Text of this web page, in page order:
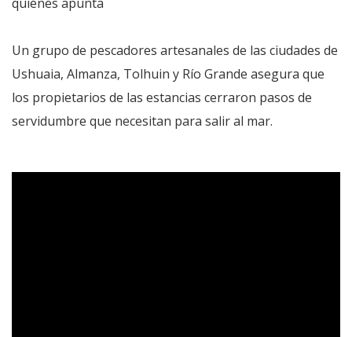
Un grupo de pescadores artesanales de las ciudades de
Ushuaia, Almanza, Tolhuin y Río Grande asegura que
los propietarios de las estancias cerraron pasos de
servidumbre que necesitan para salir al mar.